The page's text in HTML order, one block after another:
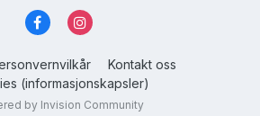
Kontakt oss
(informasjonskapsler)
by Invision Community